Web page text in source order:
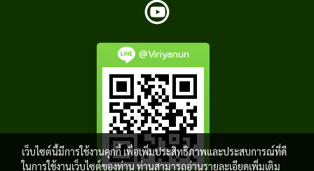
@Viriyanun
เว็บไซต์นี้มีการใช้งานคุกกี้ เพื่อเพิ่มประสิทธิภาพและประสบการณ์ที่ดี
ในการใช้งานเว็บไซต์ของท่าน ท่านสามารถอ่านรายละเอียดเพิ่มเติม